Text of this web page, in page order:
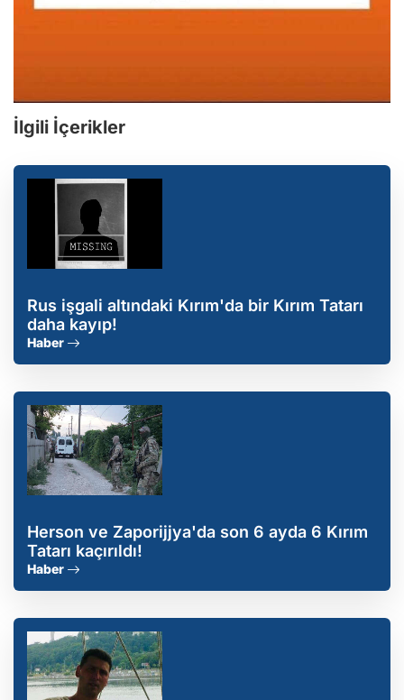
İlgili İçerikler
Rus işgali altındaki Kırım'da bir Kırım Tatarı
daha kayıp!
Haber
Herson ve Zaporijjya'da son 6 ayda 6 Kırım
Tatarı kaçırıldı!
Haber